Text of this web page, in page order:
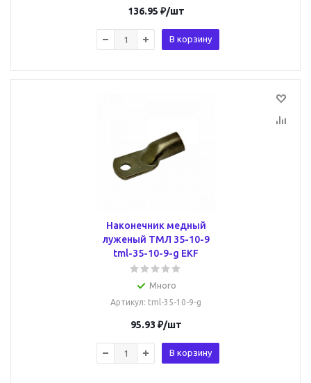
136.95 ₽/шт
В корзину
Наконечник медный
луженый ТМЛ 35-10-9
tml-35-10-9-g EKF
Много
Артикул: tml-35-10-9-g
95.93 ₽/шт
В корзину